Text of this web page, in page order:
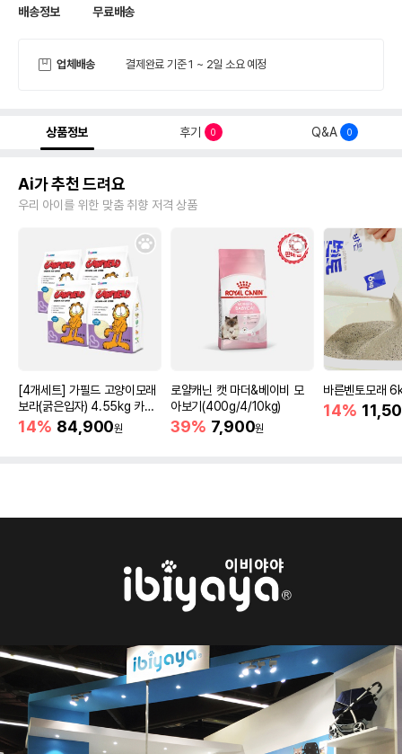
배송정보 무료배송
업체배송 결제완료 기준 1 ~ 2일 소요 예정
상품정보 후기 0 Q&A 0
Ai가 추천 드려요
우리 아이를 위한 맞춤 취향 저격 상품
[4개세트] 가필드 고양이모래
보라(굵은입자) 4.55kg 카사
바모래
14% 84,900원
로얄캐닌 캣 마더&베이비 모
아보기(400g/4/10kg)
39% 7,900원
바른벤토모래
14%